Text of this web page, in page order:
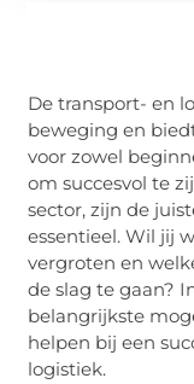
De transport- en
beweging en
voor zowel
om succesvol te
sector, zijn de
essentieel. Wil jij
vergroten en
de slag te gaan?
belangrijkste
helpen bij een
logistiek.